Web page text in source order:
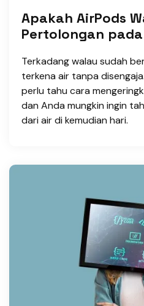
Apakah AirPods
Pertolongan
Terkadang walau sudah
terkena air tanpa
perlu tahu cara
dan Anda mungkin ingin
dari air di kemudian hari.